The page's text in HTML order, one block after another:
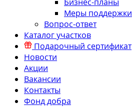
Меры поддержки
Вопрос-ответ
Каталог участков
Подарочный сертификат
Новости
Акции
Вакансии
Контакты
Фонд добра